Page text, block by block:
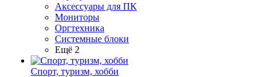
Аксессуары для ПК
Мониторы
Оргтехника
Системные блоки
Ещё 2
Спорт, туризм, хобби